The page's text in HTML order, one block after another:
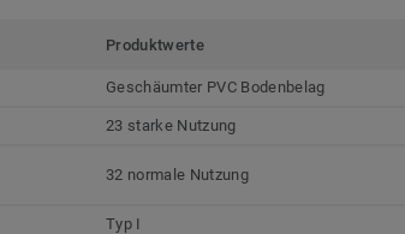
Produktwerte
Geschäumter PVC Bodenbelag
23 starke Nutzung
32 normale Nutzung
Typ I